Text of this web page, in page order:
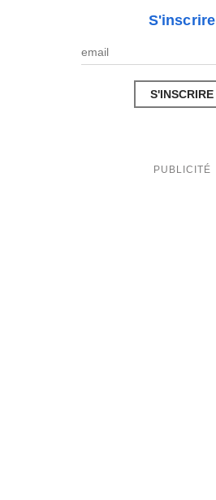
S'inscrire